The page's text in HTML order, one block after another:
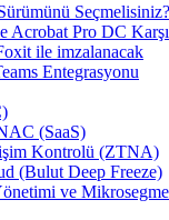
Seçmelisiniz?
Pro DC
ile imzalanacak
Entegrasyonu
(SaaS)
Kontrolü (ZTNA)
(Bulut Deep Freeze)
ve